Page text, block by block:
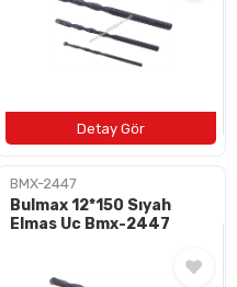
BMX-2447
Bulmax 12*150 Sıyah
Elmas Uc Bmx-2447